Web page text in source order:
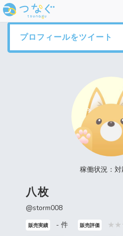
プロフィールをツイート
稼働状況：
八枚
@storm008
販売実績 - 件 販売評価